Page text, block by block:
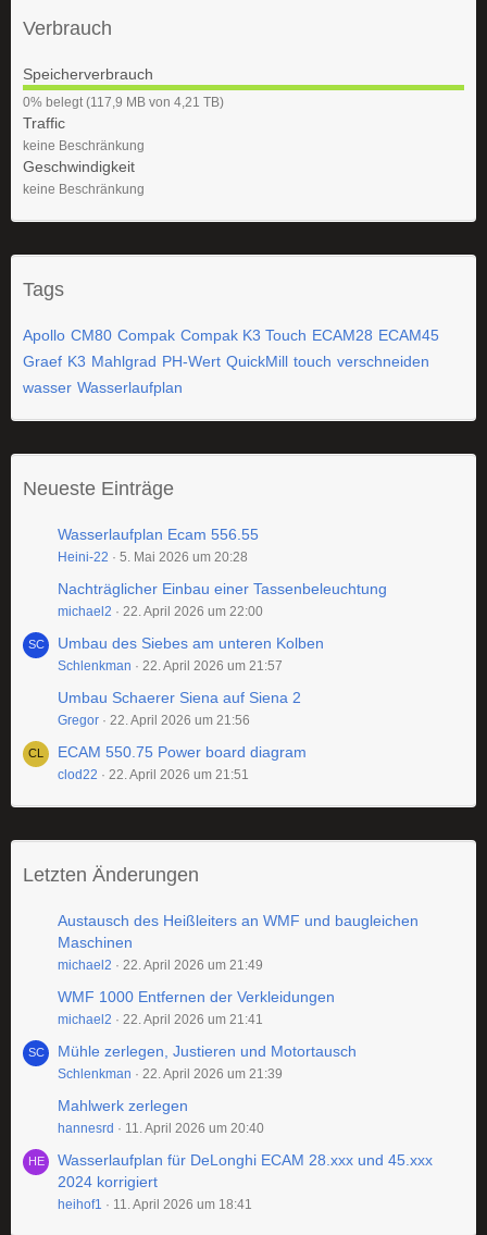
Verbrauch
Speicherverbrauch
0
%
0% belegt (117,9 MB von 4,21 TB)
Traffic
keine Beschränkung
Geschwindigkeit
keine Beschränkung
Tags
Apollo CM80 Compak Compak K3 Touch ECAM28 ECAM45
Graef K3 Mahlgrad PH-Wert QuickMill touch verschneiden
wasser Wasserlaufplan
Neueste Einträge
Wasserlaufplan Ecam 556.55
Heini-22 5. Mai 2026 um 20:28
Nachträglicher Einbau einer Tassenbeleuchtung
michael2 22. April 2026 um 22:00
Umbau des Siebes am unteren Kolben
Schlenkman 22. April 2026 um 21:57
Umbau Schaerer Siena auf Siena 2
Gregor 22. April 2026 um 21:56
ECAM 550.75 Power board diagram
clod22 22. April 2026 um 21:51
Letzten Änderungen
Austausch des Heißleiters an WMF und baugleichen
Maschinen
michael2 22. April 2026 um 21:49
WMF 1000 Entfernen der Verkleidungen
michael2 22. April 2026 um 21:41
Mühle zerlegen, Justieren und Motortausch
Schlenkman 22. April 2026 um 21:39
Mahlwerk zerlegen
hannesrd 11. April 2026 um 20:40
Wasserlaufplan für DeLonghi ECAM 28.xxx und 45.xxx
2024 korrigiert
heihof1 11. April 2026 um 18:41